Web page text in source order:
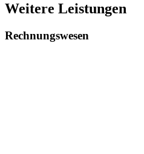
Weitere Leistungen
Rechnungswesen